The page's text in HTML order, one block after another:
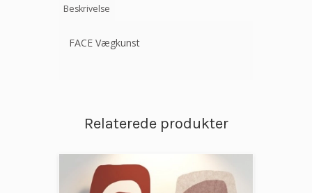
Beskrivelse
FACE Vægkunst
Relaterede produkter